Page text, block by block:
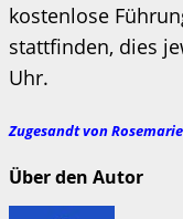
kostenlose
stattfinden, dies
Uhr.
Zugesandt von
Über den Autor